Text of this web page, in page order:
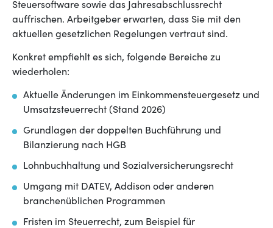
Steuersoftware sowie das Jahresabschlussrecht
auffrischen. Arbeitgeber erwarten, dass Sie mit den
aktuellen gesetzlichen Regelungen vertraut sind.
Konkret empfiehlt es sich, folgende Bereiche zu
wiederholen:
Aktuelle Änderungen im Einkommensteuergesetz und
Umsatzsteuerrecht (Stand 2026)
Grundlagen der doppelten Buchführung und
Bilanzierung nach HGB
Lohnbuchhaltung und Sozialversicherungsrecht
Umgang mit DATEV, Addison oder anderen
branchenüblichen Programmen
Fristen im Steuerrecht, zum Beispiel für